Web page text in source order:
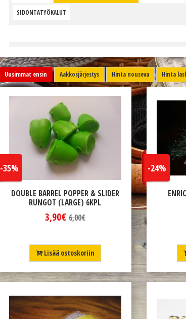
SIDONTATYÖKALUT
Uusimmat ensin Aakkosjärjestys Hinta nouseva Hinta
DOUBLE BARREL POPPER & SLIDER
RUNGOT (LARGE) 6KPL
3,90€
-35%
6,00€
Lisää ostoskoriin
-24%